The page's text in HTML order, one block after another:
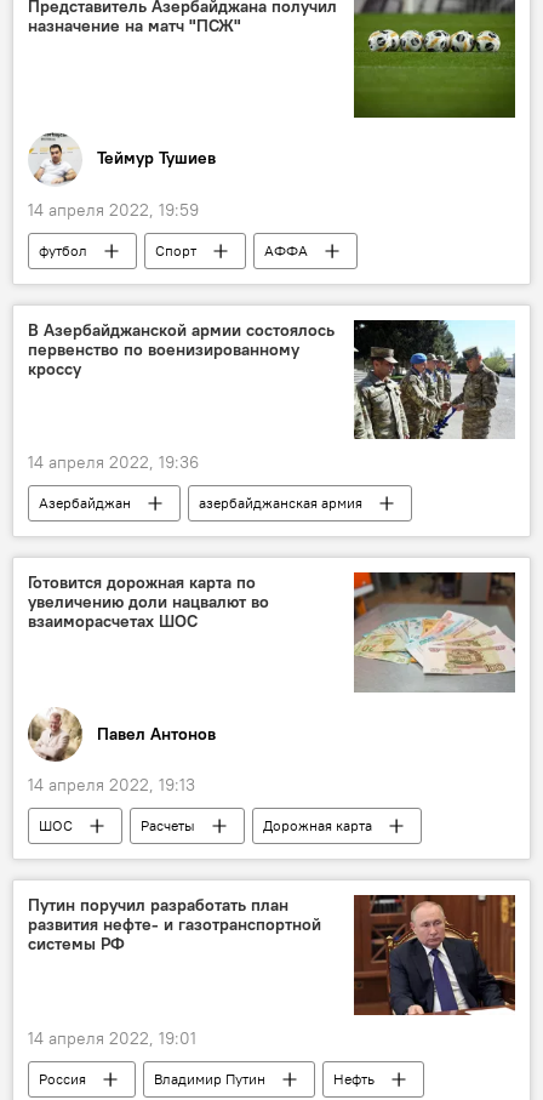
Представитель Азербайджана получил
назначение на матч "ПСЖ"
Теймур Тушиев
14 апреля 2022, 19:59
футбол Спорт
АФФА
матч
Лига чемпионов
Азербайджан
В Азербайджанской армии состоялось
первенство по военизированному
кроссу
14 апреля 2022, 19:36
Азербайджан азербайджанская армия
Готовится дорожная карта по
увеличению доли нацвалют во
взаиморасчетах ШОС
Павел Антонов
14 апреля 2022, 19:13
ШОС Расчеты
Дорожная карта
Экономика
Путин поручил разработать план
развития нефте- и газотранспортной
системы РФ
14 апреля 2022, 19:01
Россия Владимир Путин
Нефть